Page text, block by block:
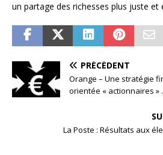
un partage des richesses plus juste et
PRÉCÉDENT
Orange – Une stratégie
orientée « actionnaires »
La Poste : Résultats aux